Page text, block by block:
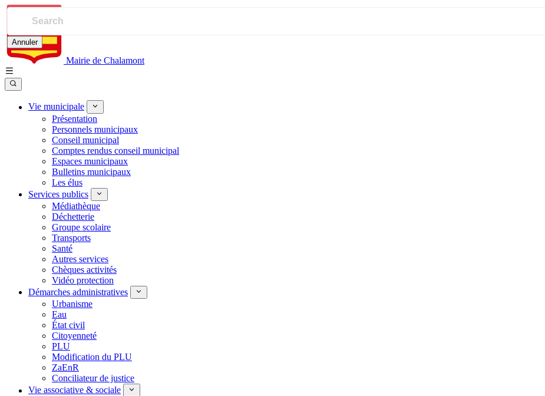
Mairie de Chalamont
Vie municipale
Présentation
Personnels municipaux
Conseil municipal
Comptes rendus conseil municipal
Espaces municipaux
Bulletins municipaux
Les élus
Services publics
Médiathèque
Déchetterie
Groupe scolaire
Transports
Santé
Autres services
Chèques activités
Vidéo protection
Démarches administratives
Urbanisme
Eau
État civil
Citoyenneté
PLU
Modification du PLU
ZaEnR
Conciliateur de justice
Vie associative & sociale
Annuler